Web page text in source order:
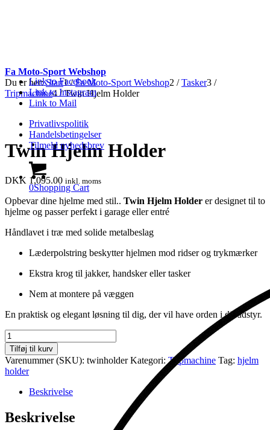
Link to Facebook
Link to Instagram
Link to Mail
Privatlivspolitik
Handelsbetingelser
Tilmeld nyhedsbrev
0Shopping Cart
Fa Moto-Sport Webshop
Du er her: Start1 / Fa Moto-Sport Webshop2 / Tasker3 /
Tripmachine4 / Twin Hjelm Holder
Twin Hjelm Holder
DKK 1,095.00 inkl. moms
Opbevar dine hjelme med stil.. Twin Hjelm Holder er designet til to
hjelme og passer perfekt i garage eller entré
Håndlavet i træ med solide metalbeslag
Læderpolstring beskytter hjelmen mod ridser og trykmærker
Ekstra krog til jakker, handsker eller tasker
Nem at montere på væggen
En praktisk og elegant løsning til dig, der vil have orden i dit udstyr.
Twin
Hjelm
Holder
antal
Tilføj til kurv
Varenummer (SKU): twinholder Kategori: Tripmachine Tag: hjelm
holder
Beskrivelse
Beskrivelse